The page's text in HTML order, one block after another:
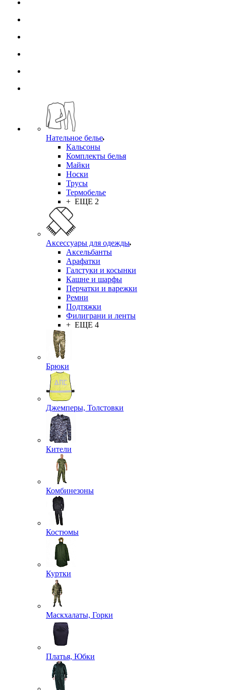
Нательное белье
Кальсоны
Комплекты белья
Майки
Носки
Трусы
Термобелье
+ ЕЩЕ 2
Аксессуары для одежды
Аксельбанты
Арафатки
Галстуки и косынки
Кашне и шарфы
Перчатки и варежки
Ремни
Подтяжки
Филиграни и ленты
+ ЕЩЕ 4
Брюки
Джемперы, Толстовки
Кители
Комбинезоны
Костюмы
Куртки
Маскхалаты, Горки
Платья, Юбки